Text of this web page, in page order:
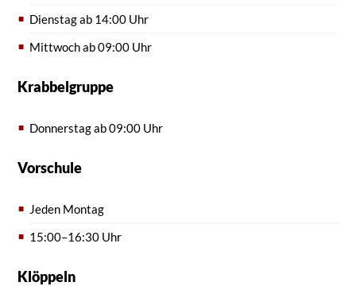
Dienstag ab 14:00 Uhr
Mittwoch ab 09:00 Uhr
Krabbelgruppe
Donnerstag ab 09:00 Uhr
Vorschule
Jeden Montag
15:00–16:30 Uhr
Klöppeln